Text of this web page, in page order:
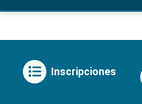
Inscripciones